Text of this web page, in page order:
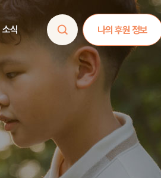
소식 나의 후원 정보